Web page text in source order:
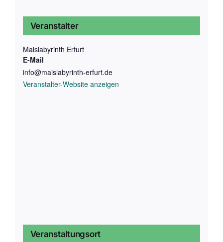
Veranstalter
Maislabyrinth Erfurt
E-Mail
info@maislabyrinth-erfurt.de
Veranstalter-Website anzeigen
Veranstaltungsort